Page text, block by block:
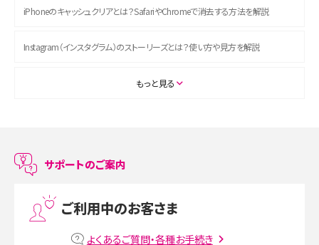
iPhoneのキャッシュクリアとは？SafariやChromeで消去する方法を解説
Instagram（インスタグラム）のストーリーズとは？使い方や見方を解説
ASMRとは？初心者向けの代表ジャンルや楽しみ方を解説
LINEで友だちを削除する方法は？方法ごとの影響や復活・復元する方法も解説
MNOとは？MVNOやMVNEとの違いやメリット・デメリットを解説
もっと見る
サポートのご案内
ご利用中のお客さま
よくあるご質問・各種お手続き